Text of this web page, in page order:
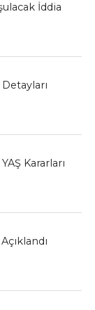
İddia
Kararları